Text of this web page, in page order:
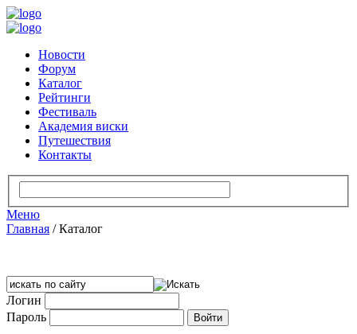
Новости
Форум
Каталог
Рейтинги
Фестиваль
Академия виски
Путешествия
Контакты
Меню
Главная /Каталог
Логин
Пароль